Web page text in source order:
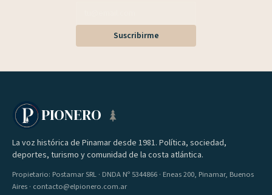
Suscribirme
PIONERO
La voz histórica de Pinamar desde 1981. Política, sociedad,
deportes, turismo y comunidad de la costa atlántica.
Propietario: Postamar SRL · DNDA Nº 5344866 · Eneas 200, Pinamar, Buenos
Aires · contacto@elpionero.com.ar